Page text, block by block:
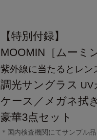
【特別付録】
MOOMIN［ムーミ
紫外線に当たるとレン
調光サングラス UV
ケース／メガネ拭き
豪華3点セット
＊国内検査機関にてサンプル